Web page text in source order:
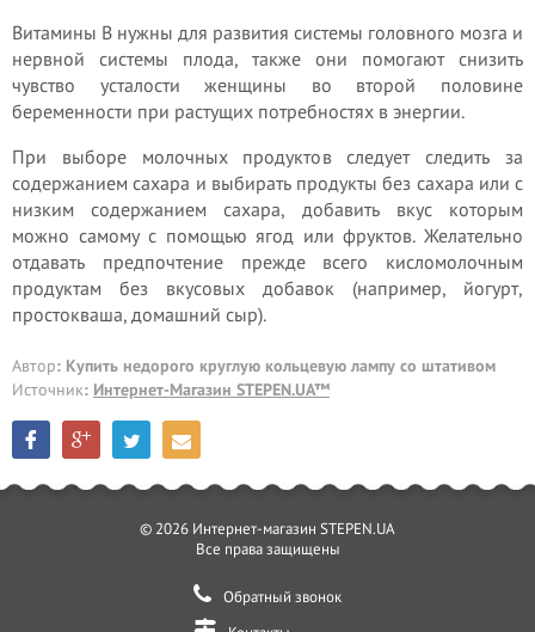
Витамины В нужны для развития системы головного мозга и
нервной системы плода, также они помогают снизить
чувство усталости женщины во второй половине
беременности при растущих потребностях в энергии.
При выборе молочных продуктов следует следить за
содержанием сахара и выбирать продукты без сахара или с
низким содержанием сахара, добавить вкус которым
можно самому с помощью ягод или фруктов. Желательно
отдавать предпочтение прежде всего кисломолочным
продуктам без вкусовых добавок (например, йогурт,
простокваша, домашний сыр).
Автор: Купить недорого круглую кольцевую лампу со штативом
Источник: Интернет-Магазин STEPEN.UA™
© 2026 Интернет-магазин STEPEN.UA
Все права защищены
Обратный звонок